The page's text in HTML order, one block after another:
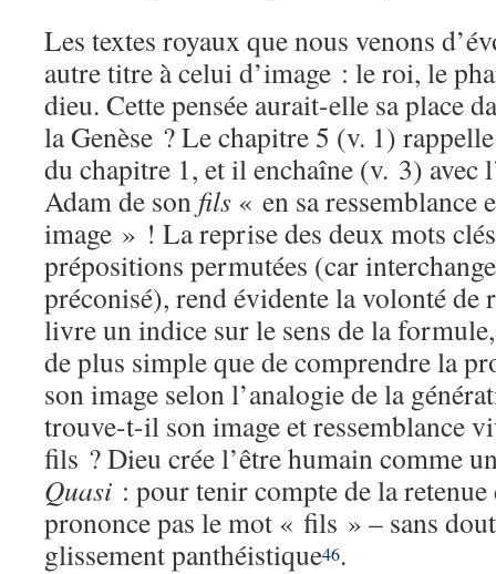
Les textes royaux que nous venons
autre titre à celui d’image : le roi, le
dieu. Cette pensée aurait-elle sa place
la Genèse ? Le chapitre 5 (v. 1)
du chapitre 1, et il enchaîne (v. 3) avec
Adam de son fils « en sa ressemblance
image » ! La reprise des deux mots
prépositions permutées (car
préconisé), rend évidente la volonté de
livre un indice sur le sens de la
de plus simple que de comprendre la
son image selon l’analogie de la
trouve-t-il son image et ressemblance
fils ? Dieu crée l’être humain comme
Quasi : pour tenir compte de la
prononce pas le mot « fils » – sans
glissement panthéistique46.